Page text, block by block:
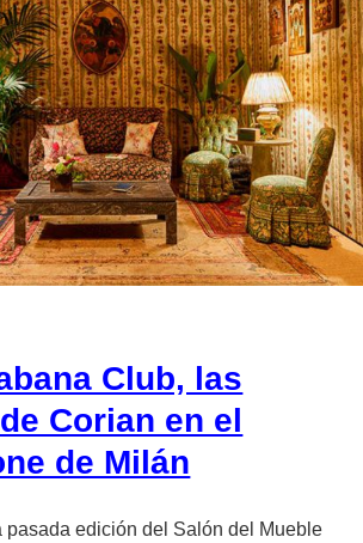
Club, las
Corian en el
de Milán
pasada edición del Salón del Mueble